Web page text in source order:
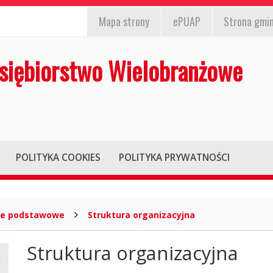
EPUAP,
gminy,
mapa
Mapa strony ePUAP Strona
Wielobranżowe
POLITYKA COOKIES POLITYKA PRYWATNOŚCI
podstawowe Struktura organizacyjna
Główna
treść
Struktura organizacyjna